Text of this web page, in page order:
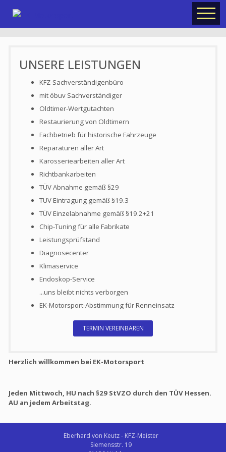
UNSERE LEISTUNGEN
KFZ-Sachverständigenbüro
mit öbuv Sachverständiger
Oldtimer-Wertgutachten
Restaurierung von Oldtimern
Fachbetrieb für historische Fahrzeuge
Reparaturen aller Art
Karosseriearbeiten aller Art
Richtbankarbeiten
TÜV Abnahme gemäß §29
TÜV Eintragung gemäß §19.3
TÜV Einzelabnahme gemäß §19.2+21
Chip-Tuning für alle Fabrikate
Leistungsprüfstand
Diagnosecenter
Klimaservice
Endoskop-Service
...uns bleibt nichts verborgen
EK-Motorsport-Abstimmung für Renneinsatz
TERMIN VEREINBAREN
Herzlich willkommen bei EK-Motorsport
Jeden Mittwoch, HU nach §29 StVZO durch den TÜV Hessen.
AU an jedem Arbeitstag.
Eberhard von Keutz - KFZ-Meister
Siemensstr. 19